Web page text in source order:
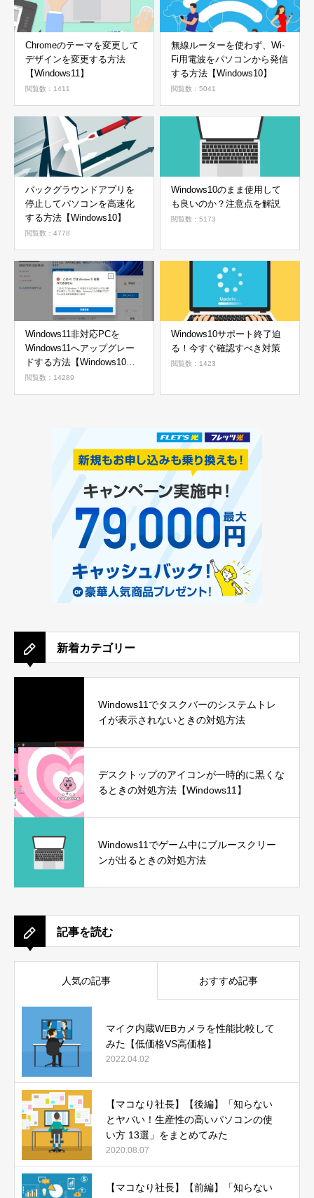
Chromeのテーマを変更して
デザインを変更する方法
【Windows11】
閲覧数：1411
無線ルーターを使わず、Wi-
Fi用電波をパソコンから発信
する方法【Windows10】
閲覧数：5041
バックグラウンドアプリを
停止してパソコンを高速化
する方法【Windows10】
閲覧数：4778
Windows10のまま使用して
も良いのか？注意点を解説
閲覧数：5173
Windows11非対応PCを
Windows11へアップグレー
ドする方法【Windows10か
ら11へ】
閲覧数：14289
Windows10サポート終了迫
る！今すぐ確認すべき対策
閲覧数：1423
新着カテゴリー
Windows11でタスクバーのシステムトレ
イが表示されないときの対処方法
デスクトップのアイコンが一時的に黒くな
るときの対処方法【Windows11】
Windows11でゲーム中にブルースクリー
ンが出るときの対処方法
記事を読む
人気の記事 おすすめ記事
マイク内蔵WEBカメラを性能比較して
みた【低価格VS高価格】
2022.04.02
【マコなり社長】【後編】「知らない
とヤバい！生産性の高いパソコンの使
い方 13選」をまとめてみた
2020.08.07
【マコなり社長】【前編】「知らない